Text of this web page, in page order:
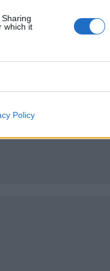
which it
Policy
RSS Facebook Twitter
Foto dei lettori
Animali